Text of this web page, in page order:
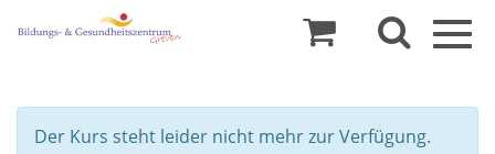
Der Kurs steht leider nicht mehr zur Verfügung.